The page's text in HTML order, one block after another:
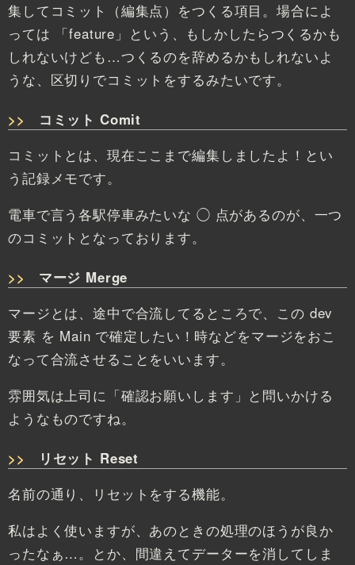
集してコミット（編集点）をつくる項目。場合によ
っては 「feature」という、もしかしたらつくるかも
しれないけども…つくるのを辞めるかもしれないよ
うな、区切りでコミットをするみたいです。
コミット Comit
コミットとは、現在ここまで編集しましたよ！とい
う記録メモです。
電車で言う各駅停車みたいな ◯ 点があるのが、一つ
のコミットとなっております。
マージ Merge
マージとは、途中で合流してるところで、この dev
要素 を Main で確定したい！時などをマージをおこ
なって合流させることをいいます。
雰囲気は上司に「確認お願いします」と問いかける
ようなものですね。
リセット Reset
名前の通り、リセットをする機能。
私はよく使いますが、あのときの処理のほうが良か
ったなぁ…。とか、間違えてデーターを消してしま